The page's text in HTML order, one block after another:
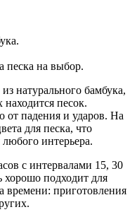
песка на выбор.
натурального бамбука,
песок.
от падения и ударов. На
для песка, что
любого интерьера.
с интервалами 15, 30
хорошо подходит для
времени: приготовления